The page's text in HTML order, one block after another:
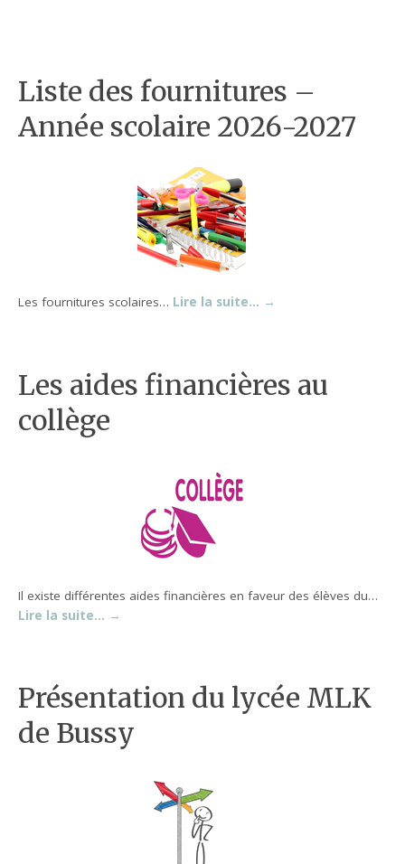
Liste des fournitures –
Année scolaire 2026-2027
Les fournitures scolaires… Lire la suite… →
Les aides financières au
collège
Il existe différentes aides financières en faveur des élèves du…
Lire la suite… →
Présentation du lycée MLK
de Bussy